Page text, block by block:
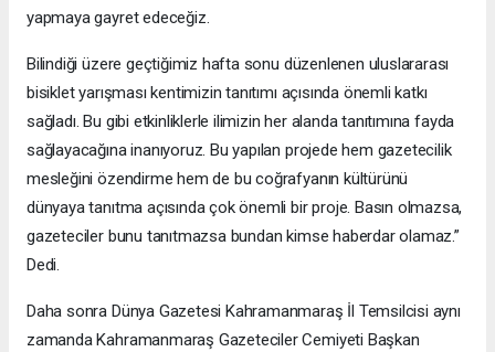
yapmaya gayret edeceğiz.
Bilindiği üzere geçtiğimiz hafta sonu düzenlenen uluslararası
bisiklet yarışması kentimizin tanıtımı açısında önemli katkı
sağladı. Bu gibi etkinliklerle ilimizin her alanda tanıtımına fayda
sağlayacağına inanıyoruz. Bu yapılan projede hem gazetecilik
mesleğini özendirme hem de bu coğrafyanın kültürünü
dünyaya tanıtma açısında çok önemli bir proje. Basın olmazsa,
gazeteciler bunu tanıtmazsa bundan kimse haberdar olamaz.”
Dedi.
Daha sonra Dünya Gazetesi Kahramanmaraş İl Temsilcisi aynı
zamanda Kahramanmaraş Gazeteciler Cemiyeti Başkan